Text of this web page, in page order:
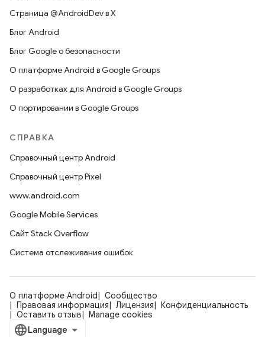
Страница @AndroidDev в X
Блог Android
Блог Google о безопасности
О платформе Android в Google Groups
О разработках для Android в Google Groups
О портировании в Google Groups
СПРАВКА
Справочный центр Android
Справочный центр Pixel
www.android.com
Google Mobile Services
Сайт Stack Overflow
Система отслеживания ошибок
О платформе Android
Сообщество
Правовая информация
Лицензия
Конфиденциальность
Оставить отзыв
Manage cookies